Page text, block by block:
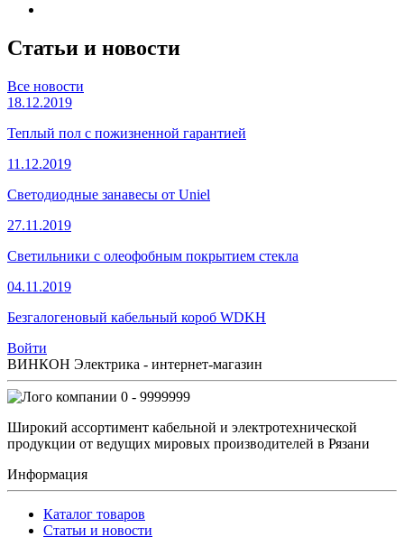
Статьи и новости
Все новости
18.12.2019
Теплый пол с пожизненной гарантией
11.12.2019
Светодиодные занавесы от Uniel
27.11.2019
Светильники с олеофобным покрытием стекла
04.11.2019
Безгалогеновый кабельный короб WDKH
Войти
ВИНКОН Электрика - интернет-магазин
0 - 9999999
Широкий ассортимент кабельной и электротехнической
продукции от ведущих мировых производителей в Рязани
Информация
Каталог товаров
Статьи и новости